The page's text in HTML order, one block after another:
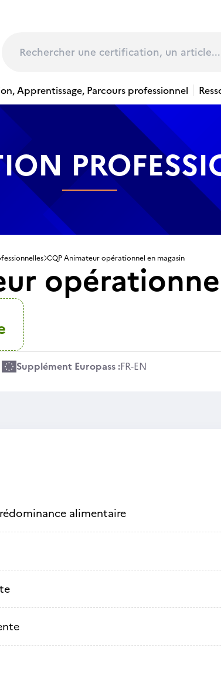
Apprentissage, Parcours professionnel
CQP Animateur opérationnel en magasin
Supplément Europass :FR-EN
alimentaire